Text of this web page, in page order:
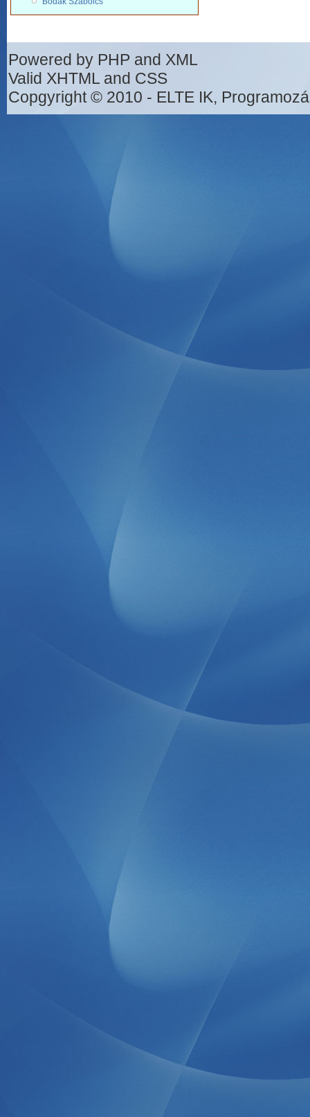
Powered by PHP and XML
Valid XHTML and CSS
Copgyright © 2010 - ELTE IK,